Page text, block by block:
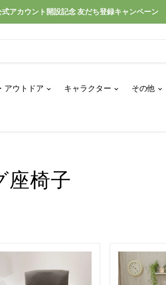
式アカウント開設記念 友だち登録キャンペーン
アウトドア キャラクター その他
座椅子